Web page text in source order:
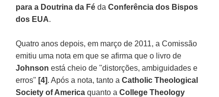
para a Doutrina da FédaConferência dos Bispos
dos EUA.
Quatro anos depois, em março de 2011, a Comissão
emitiu uma nota em que se afirma que o livro de
Johnsonestá cheio de "distorções, ambiguidades e
erros" [4]. Após a nota, tanto aCatholic Theological
Society of Americaquanto aCollege Theology